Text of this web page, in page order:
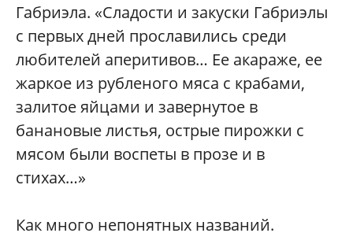
Габриэла. «Сладости и закуски Габриэлы
с первых дней прославились среди
любителей аперитивов… Ее акараже, ее
жаркое из рубленого мяса с крабами,
залитое яйцами и завернутое в
банановые листья, острые пирожки с
мясом были воспеты в прозе и в
стихах…»
Как много непонятных названий.